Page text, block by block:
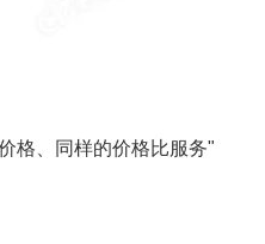
格、同样的价格比服务"